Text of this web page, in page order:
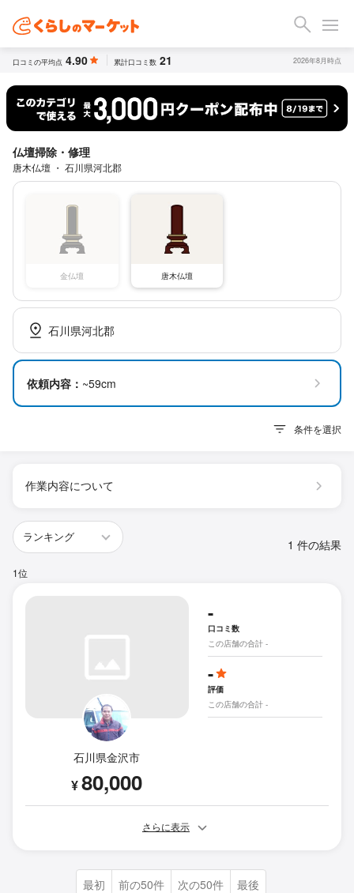
口コミの平均点 4.90 累計口コミ数 21 2026年8月時点
仏壇掃除・修理
唐木仏壇 ・ 石川県河北郡
金仏壇 唐木仏壇
石川県河北郡
依頼内容： ~59cm
条件を選択
作業内容について
1 件の結果
1位
石川県金沢市
¥80,000
-
口コミ数
この店舗の合計 -
-
評価
この店舗の合計 -
さらに表示
最初 前の50件 次の50件 最後